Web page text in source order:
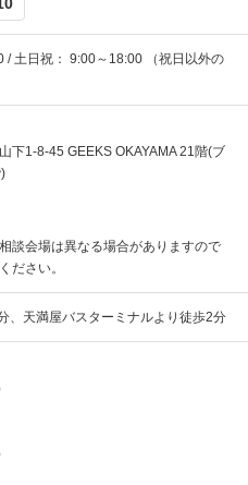
/ 土日祝： 9:00～18:00 （祝日以外の
下1-8-45 GEEKS OKAYAMA 21階(ブ
談会場は異なる場合がありますので
ださい。
、天満屋バスターミナルより徒歩2分